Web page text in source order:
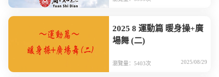
2025 8 運動篇 暖身操+廣
場舞 (二)
瀏覽量：5403次 2025/08/29